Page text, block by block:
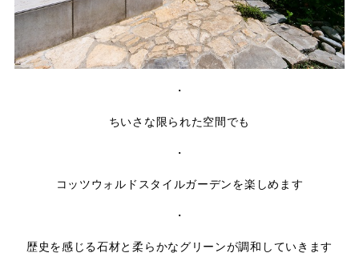
・
ちいさな限られた空間でも
・
コッツウォルドスタイルガーデンを楽しめます
・
歴史を感じる石材と柔らかなグリーンが調和していきます